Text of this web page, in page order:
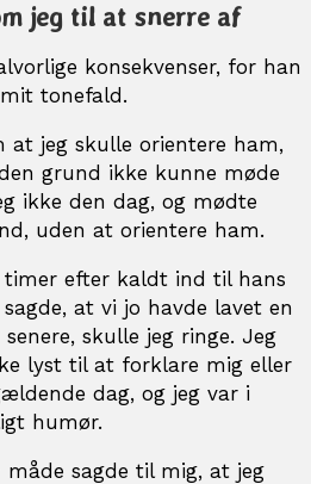
jeg til at snerre af
konsekvenser, for han
tonefald.
at jeg skulle orientere ham,
grund ikke kunne møde
ikke den dag, og mødte
uden at orientere ham.
timer efter kaldt ind til hans
at vi jo havde lavet en
skulle jeg ringe. Jeg
lyst til at forklare mig eller
dag, og jeg var i
humør.
sagde til mig, at jeg